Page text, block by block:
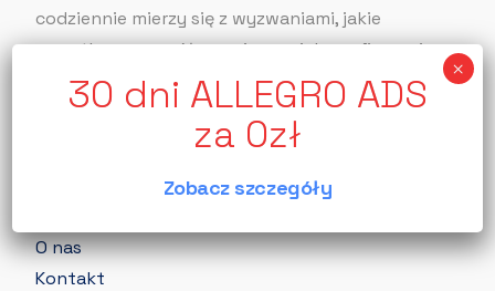
codziennie mierzy się z wyzwaniami, jakie
napotkamy, współpracując z wieloma firmami w
zakresie wsparcia w branży e-commerce.
O nas
Kontakt
Zobacz szczegóły